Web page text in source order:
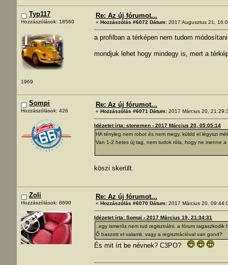
Typ117
Hozzászólások: 18560
1969
Re: Az új fórumot...
« Hozzászólás #6072 Dátum: 2017 Augusztus 21,
a profilban a térképen nem tudom
mondjuk lehet hogy mindegy is, mert a
Sompi
Hozzászólások: 426
Re: Az új fórumot...
« Hozzászólás #6071 Dátum: 2017 Március 20,
Idézetet írta: stonemen - 2017 Március 20, 05:05:14
HA tényleg nem robot és nem megy, küldd el légyszi
Van 1-2 hetes új tag, nem tudok róla, hogy ne menne a
köszi skerült.
Zoli
Hozzászólások: 8690
Re: Az új fórumot...
« Hozzászólás #6070 Dátum: 2017 Március 20,
Idézetet írta: Sompi - 2017 Március 19, 21:34:31
..egy ismerős nem tud regisztrálni. a fórum ragaszkodik
Ő baszott el valamit, vagy a regisztrációval van gond?
És mit írt be névnek? C3PO?